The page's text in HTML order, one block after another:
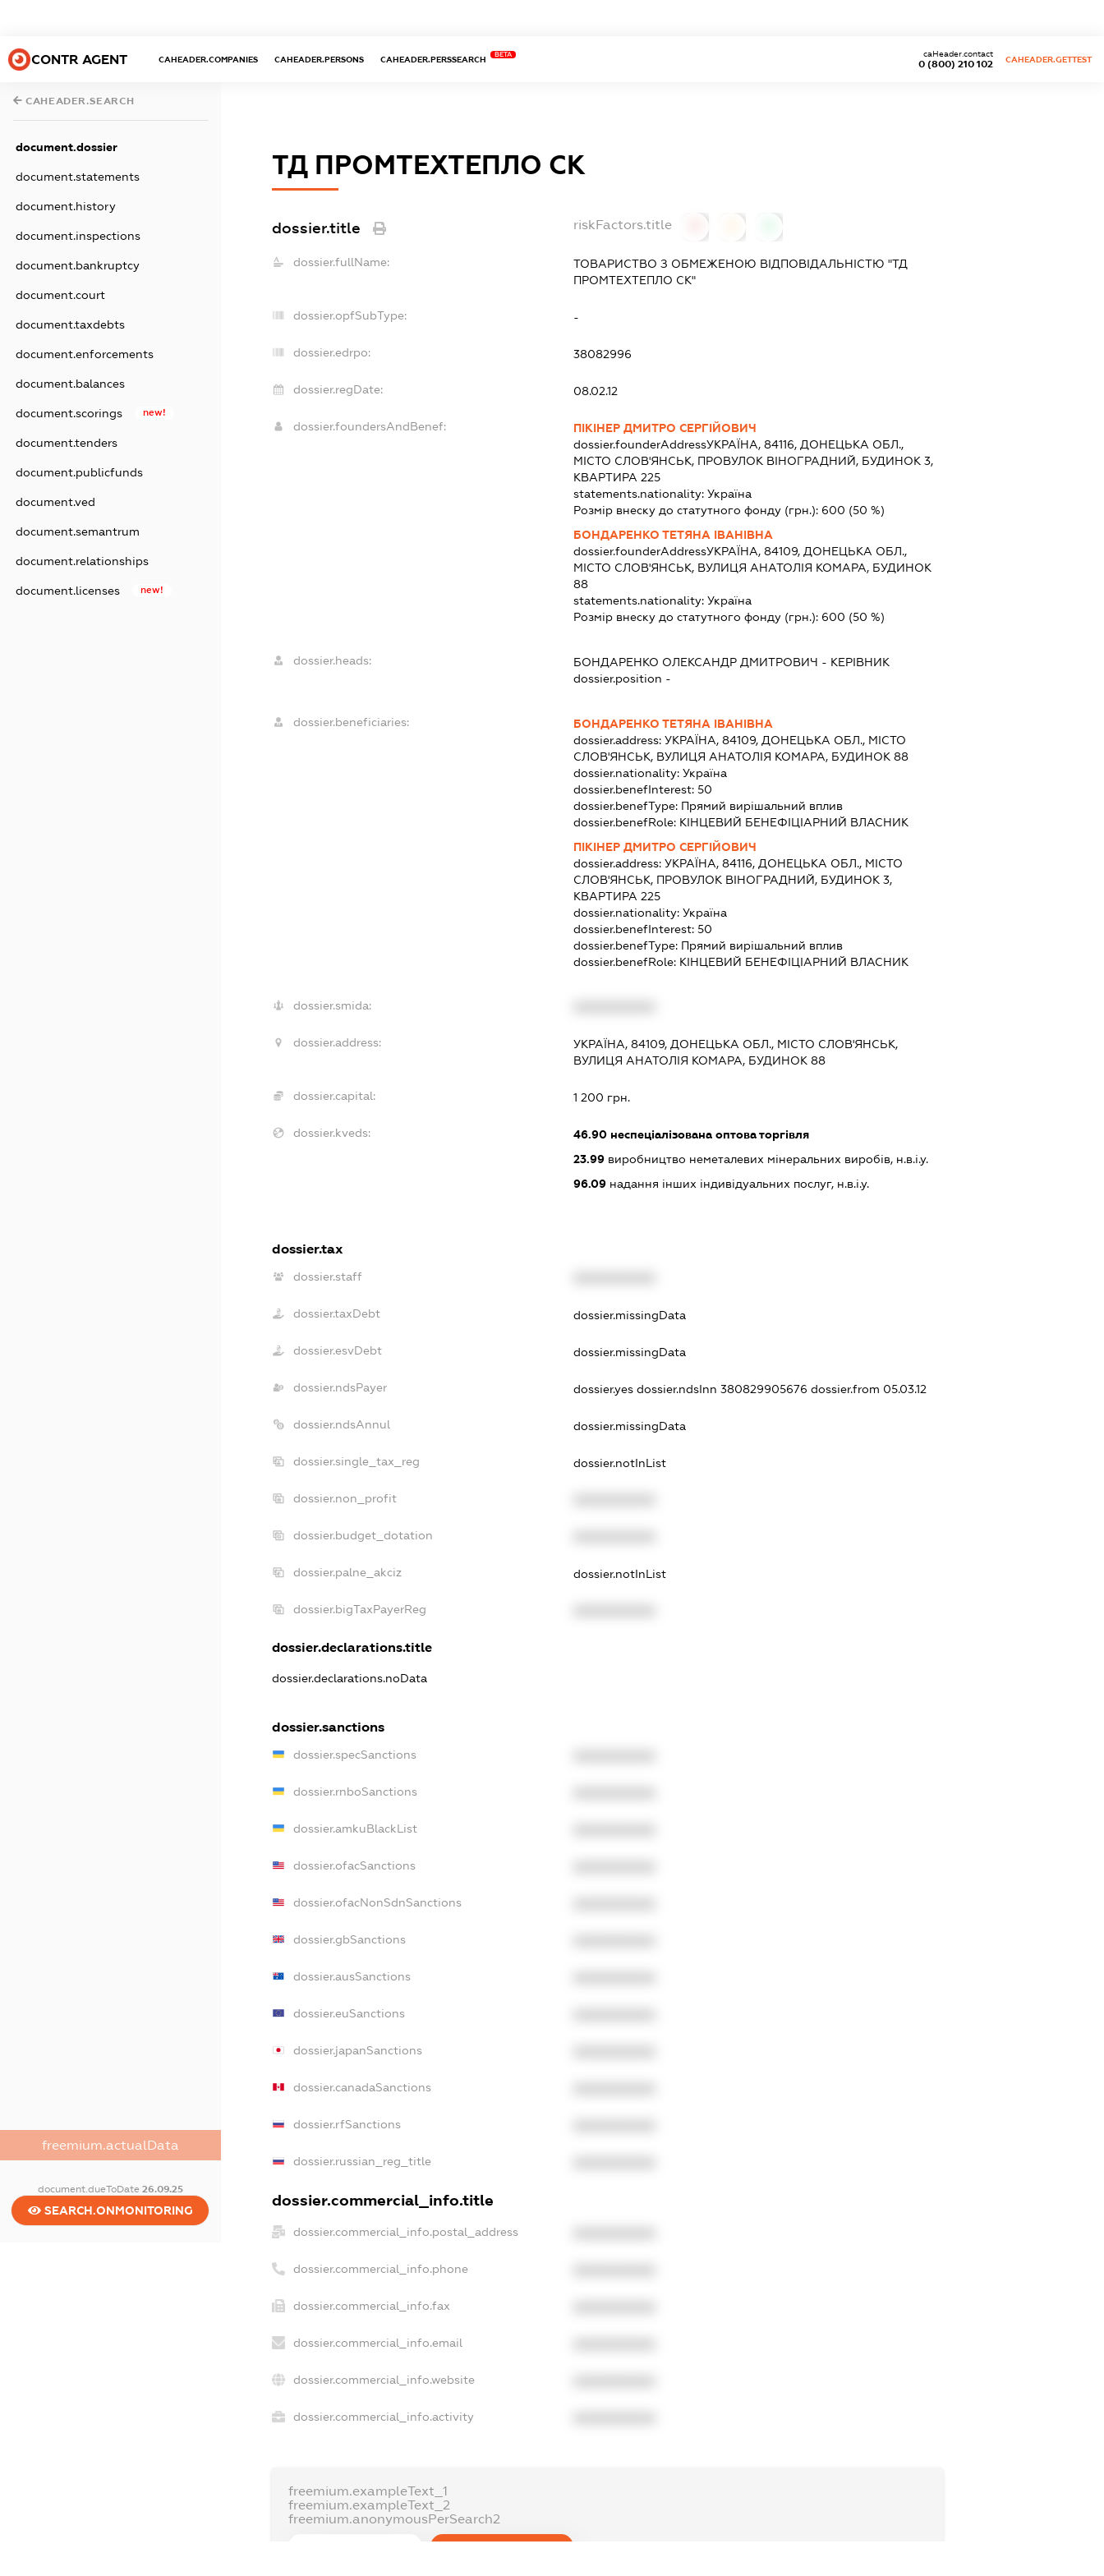
CONTR AGENT CAHEADER.COMPANIES CAHEADER.PERSONS CAHEADER.PERSSEARCH
BETA
0 (800) 210 102
caHeader.contact
CAHEADER.GETTEST
CAHEADER.SEARCH
document.dossier
document.statements
document.history
document.inspections
document.bankruptcy
document.court
document.taxdebts
document.enforcements
document.balances
document.scorings new!
document.tenders
document.publicfunds
document.ved
document.semantrum
document.relationships
document.licenses new!
freemium.actualData
document.dueToDate 26.09.25
SEARCH.ONMONITORING
ТД ПРОМТЕХТЕПЛО СК
dossier.title riskFactors.title
dossier.fullName:
ТОВАРИСТВО З ОБМЕЖЕНОЮ ВІДПОВІДАЛЬНІСТЮ "ТД
ПРОМТЕХТЕПЛО СК"
dossier.opfSubType: -
dossier.edrpo: 38082996
dossier.regDate: 08.02.12
dossier.foundersAndBenef:
ПІКІНЕР ДМИТРО СЕРГІЙОВИЧ
dossier.founderAddressУКРАЇНА, 84116, ДОНЕЦЬКА ОБЛ.,
МІСТО СЛОВ'ЯНСЬК, ПРОВУЛОК ВІНОГРАДНИЙ, БУДИНОК 3,
КВАРТИРА 225
statements.nationality:Україна
Розмір внеску до статутного фонду (грн.): 600 (50 %)
БОНДАРЕНКО ТЕТЯНА ІВАНІВНА
dossier.founderAddressУКРАЇНА, 84109, ДОНЕЦЬКА ОБЛ.,
МІСТО СЛОВ'ЯНСЬК, ВУЛИЦЯ АНАТОЛІЯ КОМАРА, БУДИНОК
88
statements.nationality:Україна
Розмір внеску до статутного фонду (грн.): 600 (50 %)
dossier.heads: БОНДАРЕНКО ОЛЕКСАНДР ДМИТРОВИЧ - КЕРІВНИК
dossier.position -
dossier.beneficiaries:
БОНДАРЕНКО ТЕТЯНА ІВАНІВНА
dossier.address:УКРАЇНА, 84109, ДОНЕЦЬКА ОБЛ., МІСТО
СЛОВ'ЯНСЬК, ВУЛИЦЯ АНАТОЛІЯ КОМАРА, БУДИНОК 88
dossier.nationality:Україна
dossier.benefInterest:50
dossier.benefType: Прямий вирішальний вплив
dossier.benefRole: КІНЦЕВИЙ БЕНЕФІЦІАРНИЙ ВЛАСНИК
ПІКІНЕР ДМИТРО СЕРГІЙОВИЧ
dossier.address:УКРАЇНА, 84116, ДОНЕЦЬКА ОБЛ., МІСТО
СЛОВ'ЯНСЬК, ПРОВУЛОК ВІНОГРАДНИЙ, БУДИНОК 3,
КВАРТИРА 225
dossier.nationality:Україна
dossier.benefInterest:50
dossier.benefType: Прямий вирішальний вплив
dossier.benefRole: КІНЦЕВИЙ БЕНЕФІЦІАРНИЙ ВЛАСНИК
dossier.smida:
dossier.address:
УКРАЇНА, 84109, ДОНЕЦЬКА ОБЛ., МІСТО СЛОВ'ЯНСЬК,
ВУЛИЦЯ АНАТОЛІЯ КОМАРА, БУДИНОК 88
dossier.capital: 1 200 грн.
dossier.kveds: 46.90 неспеціалізована оптова торгівля
23.99 виробництво неметалевих мінеральних виробів, н.в.і.у.
96.09 надання інших індивідуальних послуг, н.в.і.у.
dossier.tax
dossier.staff
dossier.taxDebt dossier.missingData
dossier.esvDebt dossier.missingData
dossier.ndsPayer dossier.yesdossier.ndsInn 380829905676dossier.from 05.03.12
dossier.ndsAnnul dossier.missingData
dossier.single_tax_reg dossier.notInList
dossier.non_profit
dossier.budget_dotation
dossier.palne_akciz dossier.notInList
dossier.bigTaxPayerReg
dossier.declarations.title
dossier.declarations.noData
dossier.sanctions
dossier.specSanctions
dossier.rnboSanctions
dossier.amkuBlackList
dossier.ofacSanctions
dossier.ofacNonSdnSanctions
dossier.gbSanctions
dossier.ausSanctions
dossier.euSanctions
dossier.japanSanctions
dossier.canadaSanctions
dossier.rfSanctions
dossier.russian_reg_title
dossier.commercial_info.title
dossier.commercial_info.postal_address
dossier.commercial_info.phone
dossier.commercial_info.fax
dossier.commercial_info.email
dossier.commercial_info.website
dossier.commercial_info.activity
freemium.exampleText_1
freemium.exampleText_2
freemium.anonymousPerSearch2
FREEMIUM.REGISTER